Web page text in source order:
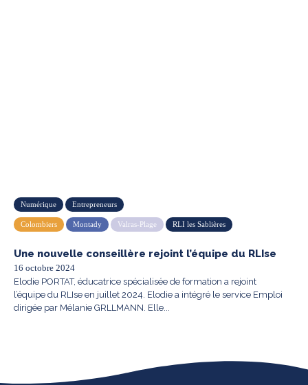
Numérique Entrepreneurs
Colombiers Montady Valras-Plage RLI les Sablières
Une nouvelle conseillère rejoint l’équipe du RLIse
16 octobre 2024
Elodie PORTAT, éducatrice spécialisée de formation a rejoint
l’équipe du RLIse en juillet 2024. Elodie a intégré le service Emploi
dirigée par Mélanie GRLLMANN. Elle...